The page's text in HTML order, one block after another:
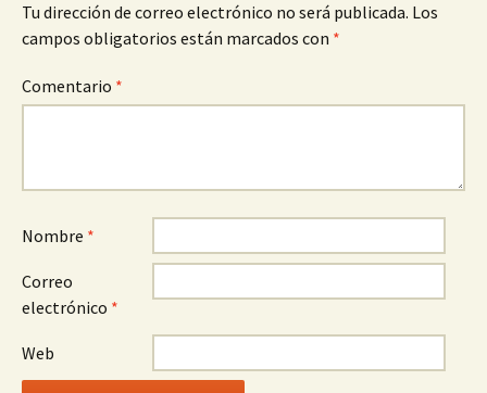
Tu dirección de correo electrónico no será publicada. Los
campos obligatorios están marcados con *
Comentario *
Nombre *
Correo
electrónico *
Web